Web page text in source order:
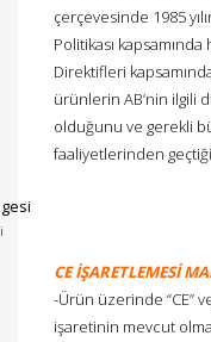
çerçevesinde 1985
Politikası kapsamında
Direktifleri
ürünlerin AB’nin ilgili
olduğunu ve gerekli
faaliyetlerinden
CE İŞARETLEMESİ
-Ürün üzerinde “CE”
işaretinin mevcut